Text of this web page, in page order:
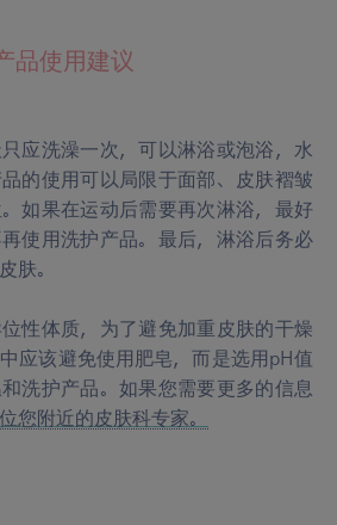
品使用建议
应洗澡一次，可以淋浴或泡浴，水
的使用可以局限于面部、皮肤褶皱
如果在运动后需要再次淋浴，最好
使用洗护产品。最后，淋浴后务必
肤。
性体质，为了避免加重皮肤的干燥
应该避免使用肥皂，而是选用pH值
洗护产品。如果您需要更多的信息
您附近的皮肤科专家。